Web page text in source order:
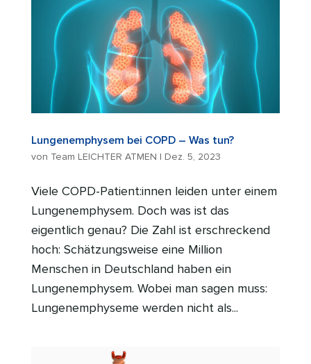
Lungenemphysem bei COPD – Was tun?
von Team LEICHTER ATMEN | Dez. 5, 2023
Viele COPD-Patient:innen leiden unter einem
Lungenemphysem. Doch was ist das
eigentlich genau? Die Zahl ist erschreckend
hoch: Schätzungsweise eine Million
Menschen in Deutschland haben ein
Lungenemphysem. Wobei man sagen muss:
Lungenemphyseme werden nicht als...